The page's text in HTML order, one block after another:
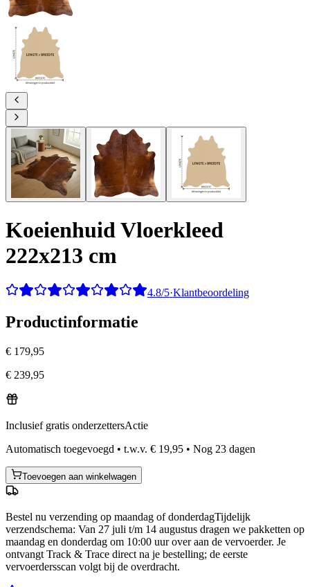
Koeienhuid Vloerkleed
222x213 cm
4.8/5·Klantbeoordeling
Productinformatie
€ 179,95
€ 239,95
Inclusief gratis onderzettersActie
Automatisch toegevoegd • t.w.v. € 19,95 • Nog 23 dagen
Toevoegen aan winkelwagen
Bestel nu verzending op maandag of donderdagTijdelijk
verzendschema: Van 27 juli t/m 14 augustus dragen we pakketten op
maandag en donderdag om 10:00 uur over aan de vervoerder. Je
ontvangt Track & Trace direct na je bestelling; de eerste
vervoerdersscan volgt bij de overdracht.